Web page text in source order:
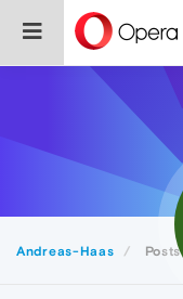
Andreas-Haas Posts